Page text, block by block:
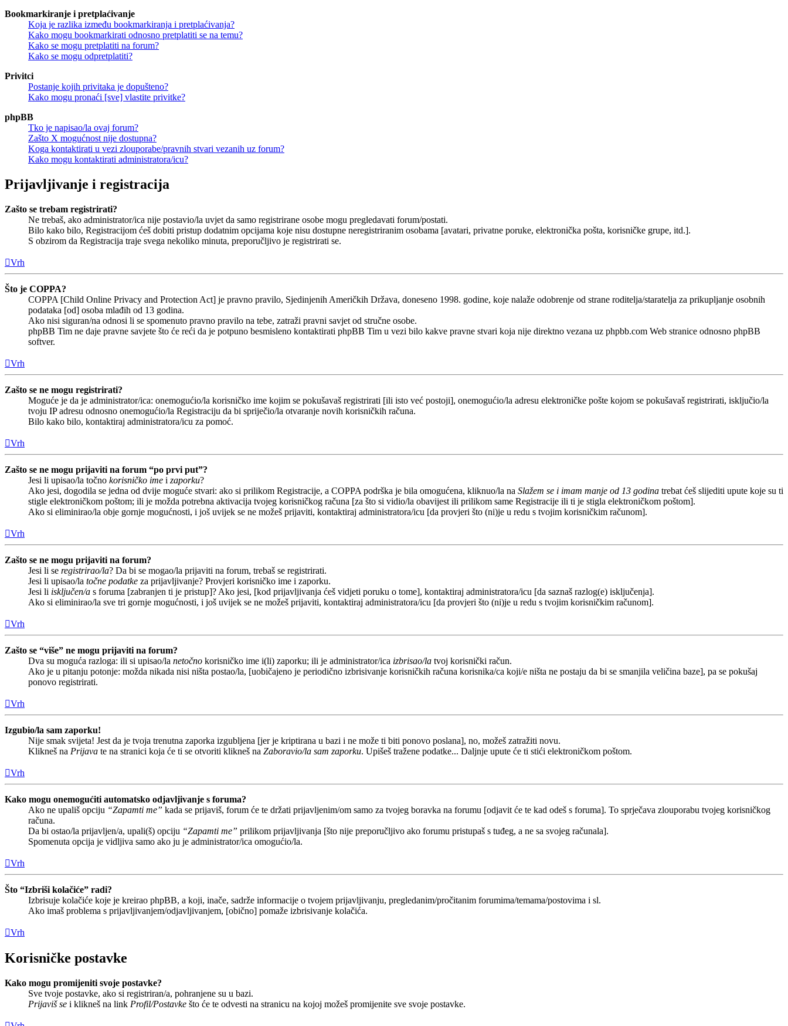
Bookmarkiranje i pretplaćivanje
Koja je razlika između bookmarkiranja i pretplaćivanja?
Kako mogu bookmarkirati odnosno pretplatiti se na temu?
Kako se mogu pretplatiti na forum?
Kako se mogu odpretplatiti?
Privitci
Postanje kojih privitaka je dopušteno?
Kako mogu pronaći [sve] vlastite privitke?
phpBB
Tko je napisao/la ovaj forum?
Zašto X mogućnost nije dostupna?
Koga kontaktirati u vezi zlouporabe/pravnih stvari vezanih uz forum?
Kako mogu kontaktirati administratora/icu?
Prijavljivanje i registracija
Zašto se trebam registrirati?
Ne trebaš, ako administrator/ica nije postavio/la uvjet da samo registrirane osobe mogu pregledavati forum/postati.
Bilo kako bilo, Registracijom ćeš dobiti pristup dodatnim opcijama koje nisu dostupne neregistriranim osobama [avatari, privatne poruke, elektronička pošta, korisničke grupe, itd.].
S obzirom da Registracija traje svega nekoliko minuta, preporučljivo je registrirati se.
Vrh
Što je COPPA?
COPPA [Child Online Privacy and Protection Act] je pravno pravilo, Sjedinjenih Američkih Država, doneseno 1998. godine, koje nalaže odobrenje od strane roditelja/staratelja za prikupljanje osobnih
podataka [od] osoba mlađih od 13 godina.
Ako nisi siguran/na odnosi li se spomenuto pravno pravilo na tebe, zatraži pravni savjet od stručne osobe.
phpBB Tim ne daje pravne savjete što će reći da je potpuno besmisleno kontaktirati phpBB Tim u vezi bilo kakve pravne stvari koja nije direktno vezana uz phpbb.com Web stranice odnosno phpBB
softver.
Vrh
Zašto se ne mogu registrirati?
Moguće je da je administrator/ica: onemogućio/la korisničko ime kojim se pokušavaš registrirati [ili isto već postoji], onemogućio/la adresu elektroničke pošte kojom se pokušavaš registrirati, isključio/la
tvoju IP adresu odnosno onemogućio/la Registraciju da bi spriječio/la otvaranje novih korisničkih računa.
Bilo kako bilo, kontaktiraj administratora/icu za pomoć.
Vrh
Zašto se ne mogu prijaviti na forum “po prvi put”?
Jesi li upisao/la točno korisničko ime i zaporku?
Ako jesi, dogodila se jedna od dvije moguće stvari: ako si prilikom Registracije, a COPPA podrška je bila omogućena, kliknuo/la na Slažem se i imam manje od 13 godina trebat ćeš slijediti upute koje su ti
stigle elektroničkom poštom; ili je možda potrebna aktivacija tvojeg korisničkog računa [za što si vidio/la obavijest ili prilikom same Registracije ili ti je stigla elektroničkom poštom].
Ako si eliminirao/la obje gornje mogućnosti, i još uvijek se ne možeš prijaviti, kontaktiraj administratora/icu [da provjeri što (ni)je u redu s tvojim korisničkim računom].
Vrh
Zašto se ne mogu prijaviti na forum?
Jesi li se registrirao/la? Da bi se mogao/la prijaviti na forum, trebaš se registrirati.
Jesi li upisao/la točne podatke za prijavljivanje? Provjeri korisničko ime i zaporku.
Jesi li isključen/a s foruma [zabranjen ti je pristup]? Ako jesi, [kod prijavljivanja ćeš vidjeti poruku o tome], kontaktiraj administratora/icu [da saznaš razlog(e) isključenja].
Ako si eliminirao/la sve tri gornje mogućnosti, i još uvijek se ne možeš prijaviti, kontaktiraj administratora/icu [da provjeri što (ni)je u redu s tvojim korisničkim računom].
Vrh
Zašto se “više” ne mogu prijaviti na forum?
Dva su moguća razloga: ili si upisao/la netočno korisničko ime i(li) zaporku; ili je administrator/ica izbrisao/la tvoj korisnički račun.
Ako je u pitanju potonje: možda nikada nisi ništa postao/la, [uobičajeno je periodično izbrisivanje korisničkih računa korisnika/ca koji/e ništa ne postaju da bi se smanjila veličina baze], pa se pokušaj
ponovo registrirati.
Vrh
Izgubio/la sam zaporku!
Nije smak svijeta! Jest da je tvoja trenutna zaporka izgubljena [jer je kriptirana u bazi i ne može ti biti ponovo poslana], no, možeš zatražiti novu.
Klikneš na Prijava te na stranici koja će ti se otvoriti klikneš na Zaboravio/la sam zaporku. Upišeš tražene podatke... Daljnje upute će ti stići elektroničkom poštom.
Vrh
Kako mogu onemogućiti automatsko odjavljivanje s foruma?
Ako ne upališ opciju “Zapamti me” kada se prijaviš, forum će te držati prijavljenim/om samo za tvojeg boravka na forumu [odjavit će te kad odeš s foruma]. To sprječava zlouporabu tvojeg korisničkog
računa.
Da bi ostao/la prijavljen/a, upali(š) opciju “Zapamti me” prilikom prijavljivanja [što nije preporučljivo ako forumu pristupaš s tuđeg, a ne sa svojeg računala].
Spomenuta opcija je vidljiva samo ako ju je administrator/ica omogućio/la.
Vrh
Što “Izbriši kolačiće” radi?
Izbrisuje kolačiće koje je kreirao phpBB, a koji, inače, sadrže informacije o tvojem prijavljivanju, pregledanim/pročitanim forumima/temama/postovima i sl.
Ako imaš problema s prijavljivanjem/odjavljivanjem, [obično] pomaže izbrisivanje kolačića.
Vrh
Korisničke postavke
Kako mogu promijeniti svoje postavke?
Sve tvoje postavke, ako si registriran/a, pohranjene su u bazi.
Prijaviš se i klikneš na link Profil/Postavke što će te odvesti na stranicu na kojoj možeš promijenite sve svoje postavke.